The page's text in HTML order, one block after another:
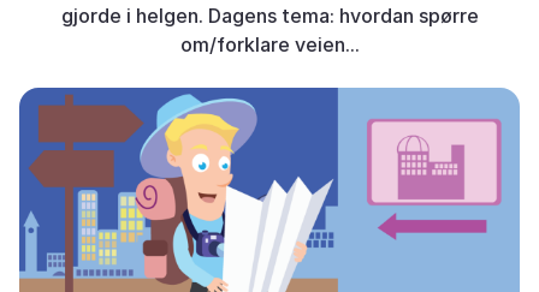
gjorde i helgen. Dagens tema: hvordan spørre
om/forklare veien...